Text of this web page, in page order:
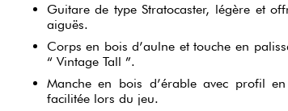
Guitare de type Stratocaster, légère et
aiguës.
Corps en bois d’aulne et touche en
“ Vintage Tall ”.
Manche en bois d’érable avec profil
facilitée lors du jeu.